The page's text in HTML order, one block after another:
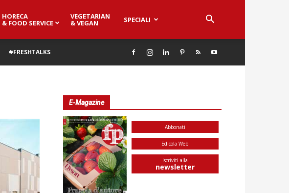
HORECA
& FOOD SERVICE
VEGETARIAN
& VEGAN SPECIALI
#FRESHTALKS
E-Magazine
Abbonati
Edicola Web
Iscriviti alla
newsletter